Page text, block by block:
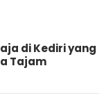
di Kediri yang
Tajam